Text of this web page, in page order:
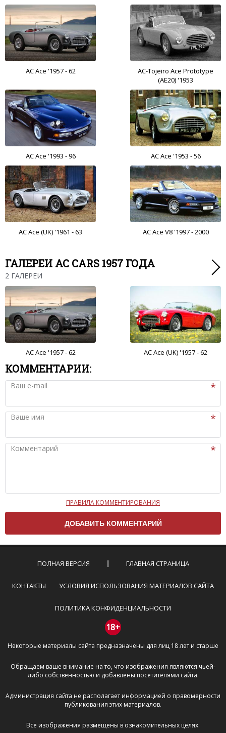
AC Ace '1957 - 62
AC-Tojeiro Ace Prototype
(АЕ20) '1953
AC Ace '1993 - 96 AC Ace '1953 - 56
AC Ace (UK) '1961 - 63 AC Ace V8 '1997 - 2000
ГАЛЕРЕИ AC CARS 1957 ГОДА
2 ГАЛЕРЕИ
AC Ace '1957 - 62 AC Ace (UK) '1957 - 62
КОММЕНТАРИИ:
Ваш e-mail
Ваше имя
Комментарий
Чтобы ваш комментарий был опубликован на сайте,
вам нужно придерживаться следующих правил:
Комментарий не может быть слишком
эмоциональных высказываний.
Не стоит отклоняться от предмета обсуждения.
Пожалуйста, не используйте в комментарие
призывы к насилию и высказывания,
направленные на разжигание расовой,
межнациональной и религиозной розни —
пожалейте наших модераторов, они кстати
очень славные ребята, поверьте.
буквами.
Не копируйте рецензии с других сайтов, нам
важно именно ваше мнение.
Не размещайте рекламу!
И запаситесь терпением, все комментарии
ПРАВИЛА КОММЕНТИРОВАНИЯ
ПОЛНАЯ ВЕРСИЯ ГЛАВНАЯ СТРАНИЦА
КОНТАКТЫ УСЛОВИЯ ИСПОЛЬЗОВАНИЯ МАТЕРИАЛОВ САЙТА
ПОЛИТИКА КОНФИДЕНЦИАЛЬНОСТИ
18+
Некоторые материалы сайта предназначены для лиц 18 лет и старше
Обращаем ваше внимание на то, что изображения являются чьей-
либо собственностью и добавлены посетителями сайта.
Администрация сайта не располагает информацией о правомерности
публикования этих материалов.
Все изображения размещены в ознакомительных целях.